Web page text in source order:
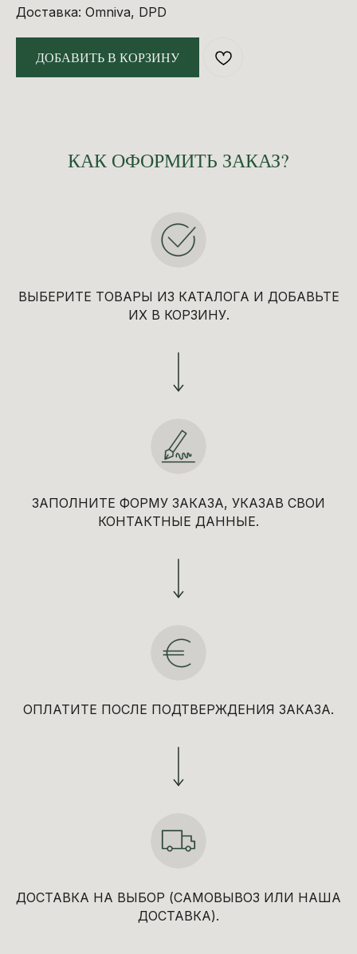
Доставка: Omniva, DPD
ДОБАВИТЬ В КОРЗИНУ
КАК ОФОРМИТЬ ЗАКАЗ?
ВЫБЕРИТЕ ТОВАРЫ ИЗ КАТАЛОГА И ДОБАВЬТЕ
ИХ В КОРЗИНУ.
ЗАПОЛНИТЕ ФОРМУ ЗАКАЗА, УКАЗАВ СВОИ
КОНТАКТНЫЕ ДАННЫЕ.
ОПЛАТИТЕ ПОСЛЕ ПОДТВЕРЖДЕНИЯ ЗАКАЗА.
ДОСТАВКА НА ВЫБОР (САМОВЫВОЗ ИЛИ НАША
ДОСТАВКА).